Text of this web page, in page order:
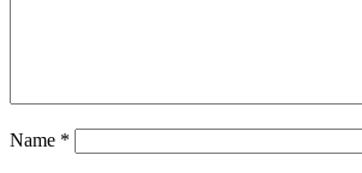
Name *